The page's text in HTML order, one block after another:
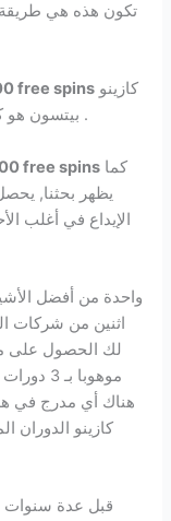
تكون هذه هي طريقة
free spins
بيتسون هو كازينو معروف وشائع على الإنترنت، ومع ذلك .
free spins
يظهر بحثنا,
الإيداع في أغلب
واحدة من أفضل
اثنين من شركات
لك الحصول على
موهوبا
هناك أي مدرج في
كازينو الدوران
قبل عدة سنوات ،